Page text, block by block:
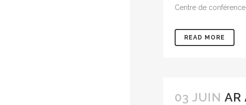
Centre de conférence
READ MORE
03 JUIN AR